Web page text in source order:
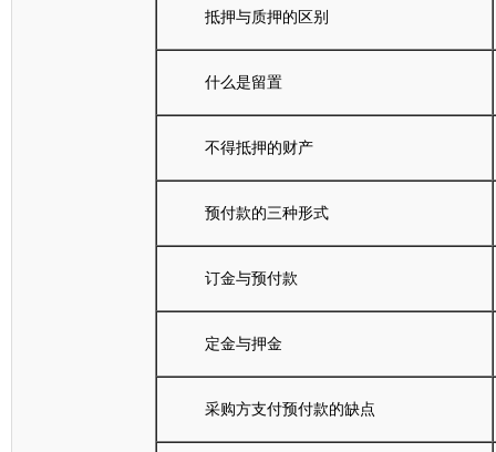
抵押与质押的区别
什么是留置
不得抵押的财产
预付款的三种形式
订金与预付款
定金与押金
采购方支付预付款的缺点